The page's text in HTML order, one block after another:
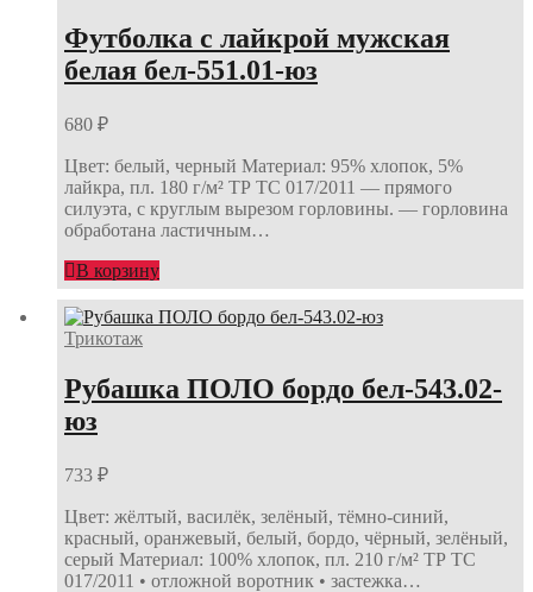
Футболка с лайкрой мужская
белая бел-551.01-юз
680 ₽
Цвет: белый, черный Материал: 95% хлопок, 5%
лайкра, пл. 180 г/м² ТР ТС 017/2011 — прямого
силуэта, с круглым вырезом горловины. — горловина
обработана ластичным…
В корзину
Трикотаж
Рубашка ПОЛО бордо бел-543.02-
юз
733 ₽
Цвет: жёлтый, василёк, зелёный, тёмно-синий,
красный, оранжевый, белый, бордо, чёрный, зелёный,
серый Материал: 100% хлопок, пл. 210 г/м² ТР ТС
017/2011 • отложной воротник • застежка…